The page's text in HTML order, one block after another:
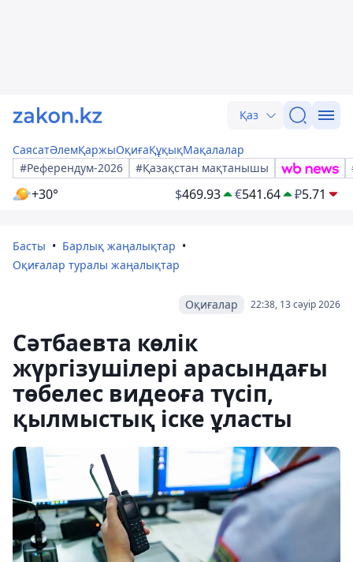
Қаз
СаясатӘлемҚаржыОқиғаҚұқықМақалалар
#Референдум-2026
#Қазақстан мақтанышы
+30° $469.93 €541.64 ₽5.71
Басты
Барлық жаңалықтар
Оқиғалар туралы жаңалықтар
22:38, 13 сәуір 2026
Оқиғалар
Сәтбаевта көлік
жүргізушілері арасындағы
төбелес видеоға түсіп,
қылмыстық іске ұласты